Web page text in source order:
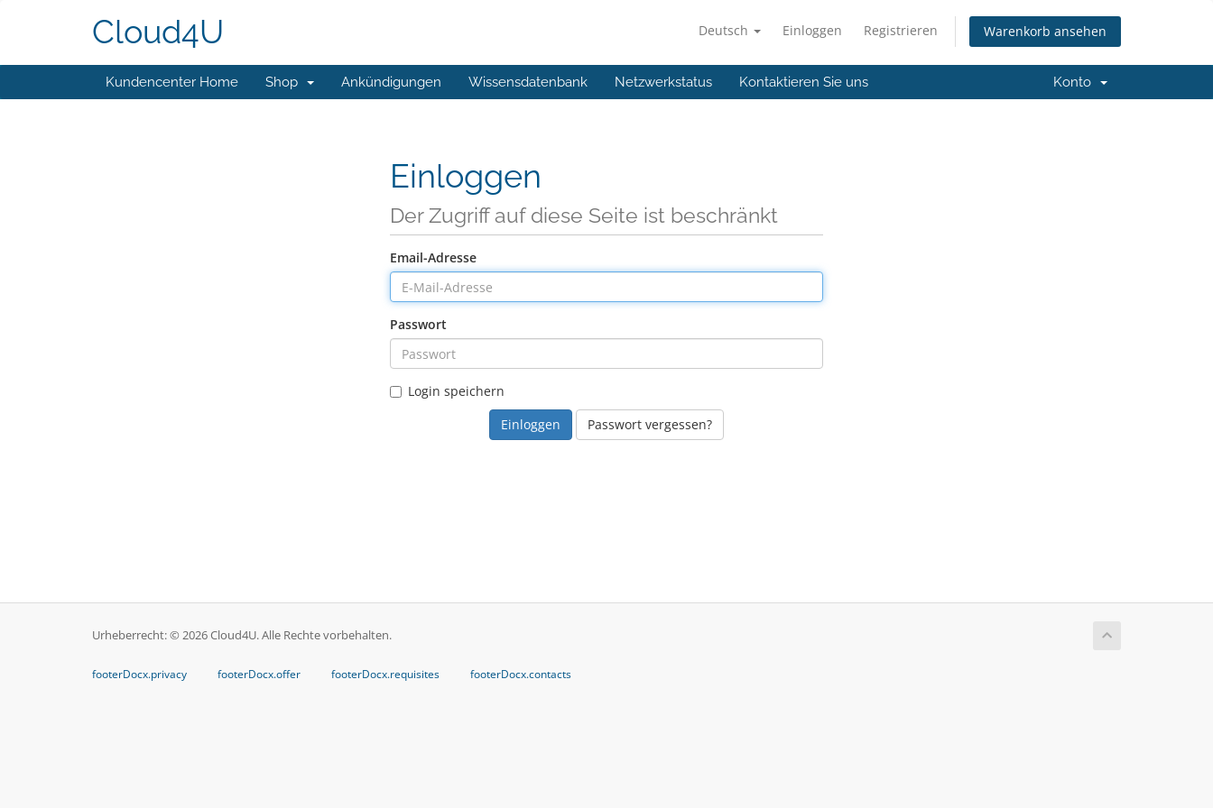
Deutsch Einloggen Registrieren Warenkorb ansehen
Cloud4U
Kundencenter Home Shop Ankündigungen Wissensdatenbank Netzwerkstatus Kontaktieren Sie uns Konto
Einloggen
Der Zugriff auf diese Seite ist beschränkt
Email-Adresse
Passwort
Login speichern
Passwort vergessen?
Urheberrecht: © 2026 Cloud4U. Alle Rechte vorbehalten.
footerDocx.privacy footerDocx.offer footerDocx.requisites footerDocx.contacts